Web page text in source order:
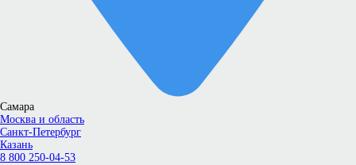
Самара
Москва и область
Санкт-Петербург
Казань
8 800 250-04-53